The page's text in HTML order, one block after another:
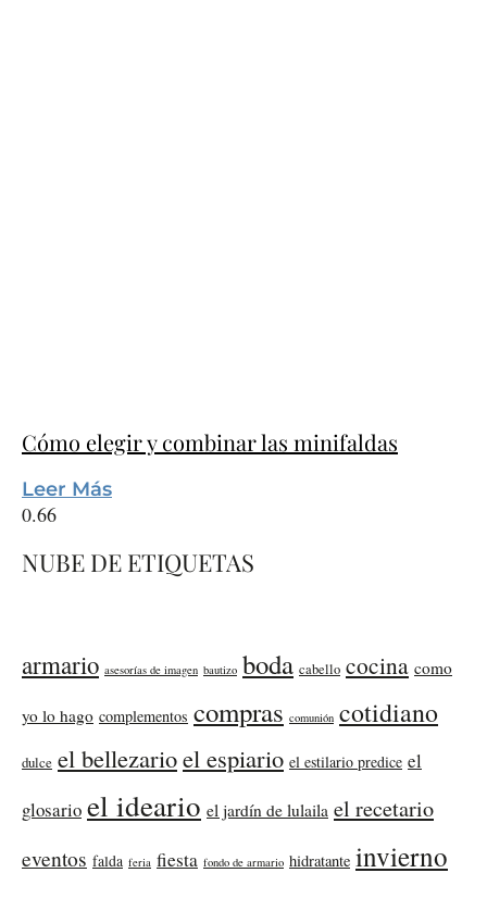
Cómo elegir y combinar las minifaldas
Leer Más
NUBE DE ETIQUETAS
armario asesorías de imagen bautizo boda cabello cocina como
yo lo hago complementos compras comunión cotidiano
dulce el bellezarioel espiario el estilario predice el
glosario el ideario el jardín de lulaila el recetario
eventos falda feria fiesta fondo de armario hidratante invierno